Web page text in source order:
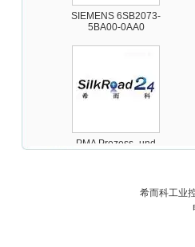
SIEMENS 6SB2073-
5BA00-0AA0
PMA Prozess- und
Maschinen-
希而科工业